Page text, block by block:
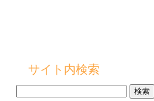
サイト内検索